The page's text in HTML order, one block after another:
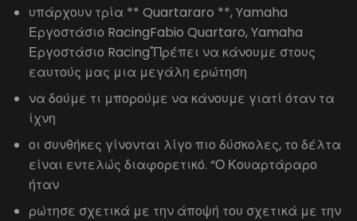
υπάρχουν τρία ** Quartararo **, Yamaha
Εργοστάσιο RacingFabio Quartaro, Yamaha
Εργοστάσιο Racing"Πρέπει να κάνουμε στους
εαυτούς μας μια μεγάλη ερώτηση
να δούμε τι μπορούμε να κάνουμε γιατί όταν τα
ίχνη
οι συνθήκες γίνονται λίγο πιο δύσκολες, το δέλτα
είναι εντελώς διαφορετικό. “Ο Κουαρτάραρο
ήταν
ρώτησε σχετικά με την άποψή του σχετικά με την